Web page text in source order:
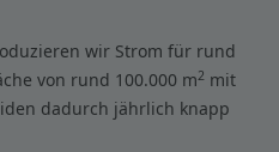
wir Strom für rund
von rund 100.000 m2mit
dadurch jährlich knapp